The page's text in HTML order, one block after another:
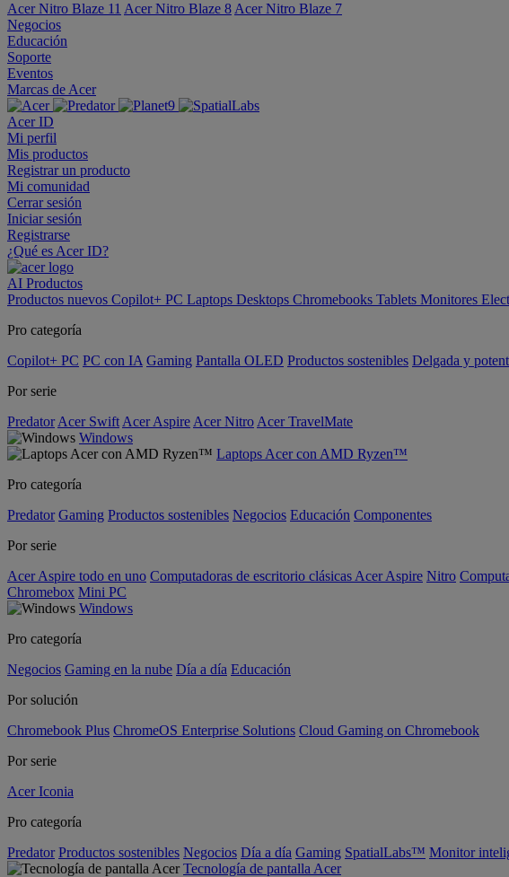
Acer Nitro Blaze 11 Acer Nitro Blaze 8 Acer Nitro Blaze 7
Negocios
Educación
Soporte
Eventos
Marcas de Acer
Acer ID
Mi perfil
Mis productos
Registrar un producto
Mi comunidad
Cerrar sesión
Iniciar sesión
Registrarse
¿Qué es Acer ID?
AI Productos
Productos nuevos Copilot+ PC Laptops Desktops Chromebooks Tablets Monitores
Pro categoría
Copilot+ PC PC con IA Gaming Pantalla OLED Productos sostenibles Delgada y
Por serie
Predator Acer Swift Acer Aspire Acer Nitro Acer TravelMate
Windows
Laptops Acer con AMD Ryzen™
Pro categoría
Predator Gaming Productos sostenibles Negocios Educación Componentes
Por serie
Acer Aspire todo en uno Computadoras de escritorio clásicas Acer Aspire Nitro
Chromebox Mini PC
Windows
Pro categoría
Negocios Gaming en la nube Día a día Educación
Por solución
Chromebook Plus ChromeOS Enterprise Solutions Cloud Gaming on Chromebook
Por serie
Acer Iconia
Pro categoría
Predator Productos sostenibles Negocios Día a día Gaming SpatialLabs™ Monitor
Tecnología de pantalla Acer